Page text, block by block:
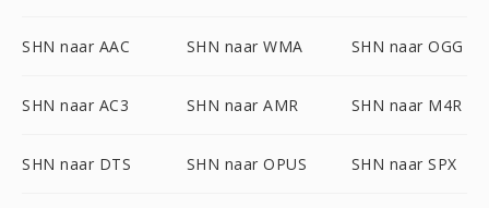
SHN naar AAC SHN naar WMA SHN naar OGG
SHN naar AC3 SHN naar AMR SHN naar M4R
SHN naar DTS SHN naar OPUS SHN naar SPX